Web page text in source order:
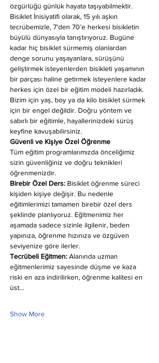
özgürlüğü günlük hayata taşıyabilmektir.
Bisiklet İnisiyatifi olarak, 15 yılı aşkın
tecrübemizle, 7’den 70’e herkesi bisikletin
büyülü dünyasıyla tanıştırıyoruz. Bugüne
kadar hiç bisiklet sürmemiş olanlardan
denge sorunu yaşayanlara, sürüşünü
geliştirmek isteyenlerden bisikleti yaşamının
bir parçası haline getirmek isteyenlere kadar
herkes için özel bir eğitim modeli hazırladık.
Bizim için yaş, boy ya da kilo bisiklet sürmek
için bir engel değildir. Doğru yöntem ve
sabırlı bir eğitimle, hayallerinizdeki sürüş
keyfine kavuşabilirsiniz.
Güvenli ve Kişiye Özel Öğrenme
Tüm eğitim programlarımızda önceliğimiz
sizin güvenliğiniz ve doğru teknikleri
öğrenmenizdir.
Birebir Özel Ders: Bisiklet öğrenme süreci
kişiden kişiye değişir. Bu nedenle
eğitimlerimizi tamamen birebir özel ders
şeklinde planlıyoruz. Eğitmenimiz her
aşamada sadece sizinle ilgilenir, beden
yapınıza, öğrenme hızınıza ve özgüven
seviyenize göre ilerler.
Tecrübeli Eğitmen: Alanında uzman
eğitmenlerimiz sayesinde düşme ve kaza
riski en aza indirilirken, öğrenme kalitesi en
üst…
Show More